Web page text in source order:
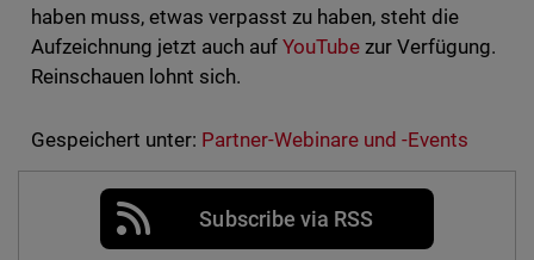
haben muss, etwas verpasst zu haben, steht die
Aufzeichnung jetzt auch auf YouTube zur Verfügung.
Reinschauen lohnt sich.
Gespeichert unter: Partner-Webinare und -Events
Subscribe via RSS